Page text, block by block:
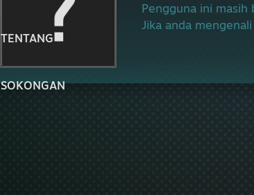
TENTANG
SOKONGAN
Pengguna ini masih
Jika anda